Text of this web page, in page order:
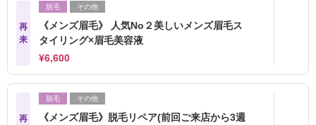
再
来
脱毛 その他
《メンズ眉毛》 人気No２美しいメンズ眉毛ス
タイリング×眉毛美容液
¥6,600
再
脱毛 その他
《メンズ眉毛》脱毛リペア(前回ご来店から3週